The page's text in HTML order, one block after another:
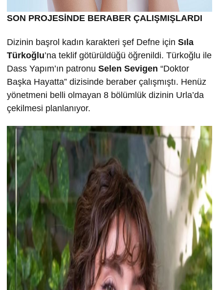
SON PROJESİNDE BERABER ÇALIŞMIŞLARDI
Dizinin başrol kadın karakteri şef Defne için Sıla
Türkoğlu’na teklif götürüldüğü öğrenildi. Türkoğlu ile
Dass Yapım’ın patronu Selen Sevigen “Doktor
Başka Hayatta” dizisinde beraber çalışmıştı. Henüz
yönetmeni belli olmayan 8 bölümlük dizinin Urla’da
çekilmesi planlanıyor.